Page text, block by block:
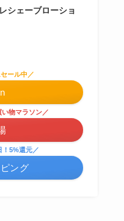
シェーブローショ
ール中／
物マラソン／
！5%還元／
ング